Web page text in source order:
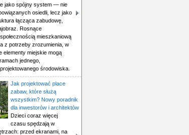
jako spójny system — nie
osiedli, lecz jako
łącząca zabudowę,
Rosnące
mieszkaniową
z potrzeby zrozumienia, w
elementy miejskie mogą
jednego,
środowiska.
Jak projektować place
zabaw, które służą
wszystkim? Nowy poradnik
dla inwestorów i architektów
Dzieci coraz więcej
czasu spędzają w
przed ekranami, na